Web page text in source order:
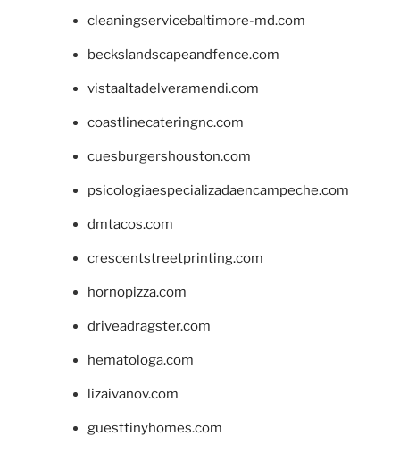
cleaningservicebaltimore-md.com
beckslandscapeandfence.com
vistaaltadelveramendi.com
coastlinecateringnc.com
cuesburgershouston.com
psicologiaespecializadaencampeche.com
dmtacos.com
crescentstreetprinting.com
hornopizza.com
driveadragster.com
hematologa.com
lizaivanov.com
guesttinyhomes.com